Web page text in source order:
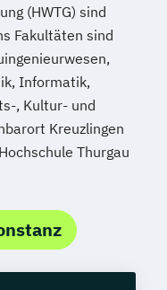
(HWTG) sind
Fakultäten sind
Informatik,
, Kultur- und
Kreuzlingen
Thurgau